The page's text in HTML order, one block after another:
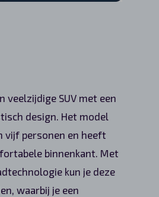
veelzijdige SUV met een
design. Het model
vijf personen en heeft
binnenkant. Met
kun je deze
waarbij je een